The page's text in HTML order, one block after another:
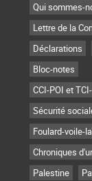
Qui sommes-
Lettre de la
Déclarations
Bloc-notes
CCI-POI et
Sécurité
Foulard-voile-
Chroniques
Palestine